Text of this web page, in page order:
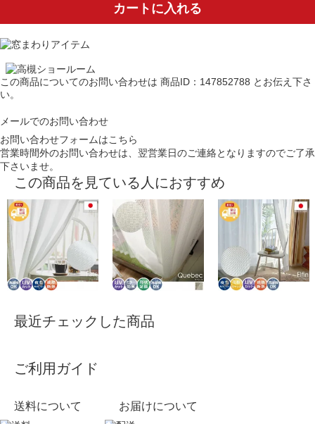
カートに入れる
この商品についてのお問い合わせは 商品ID：147852788 とお伝え下さ
い。
メールでのお問い合わせ
お問い合わせフォームはこちら
営業時間外のお問い合わせは、翌営業日のご連絡となりますのでご了承
下さいませ。
この商品を見ている人におすすめ
最近チェックした商品
ご利用ガイド
送料について お届けについて